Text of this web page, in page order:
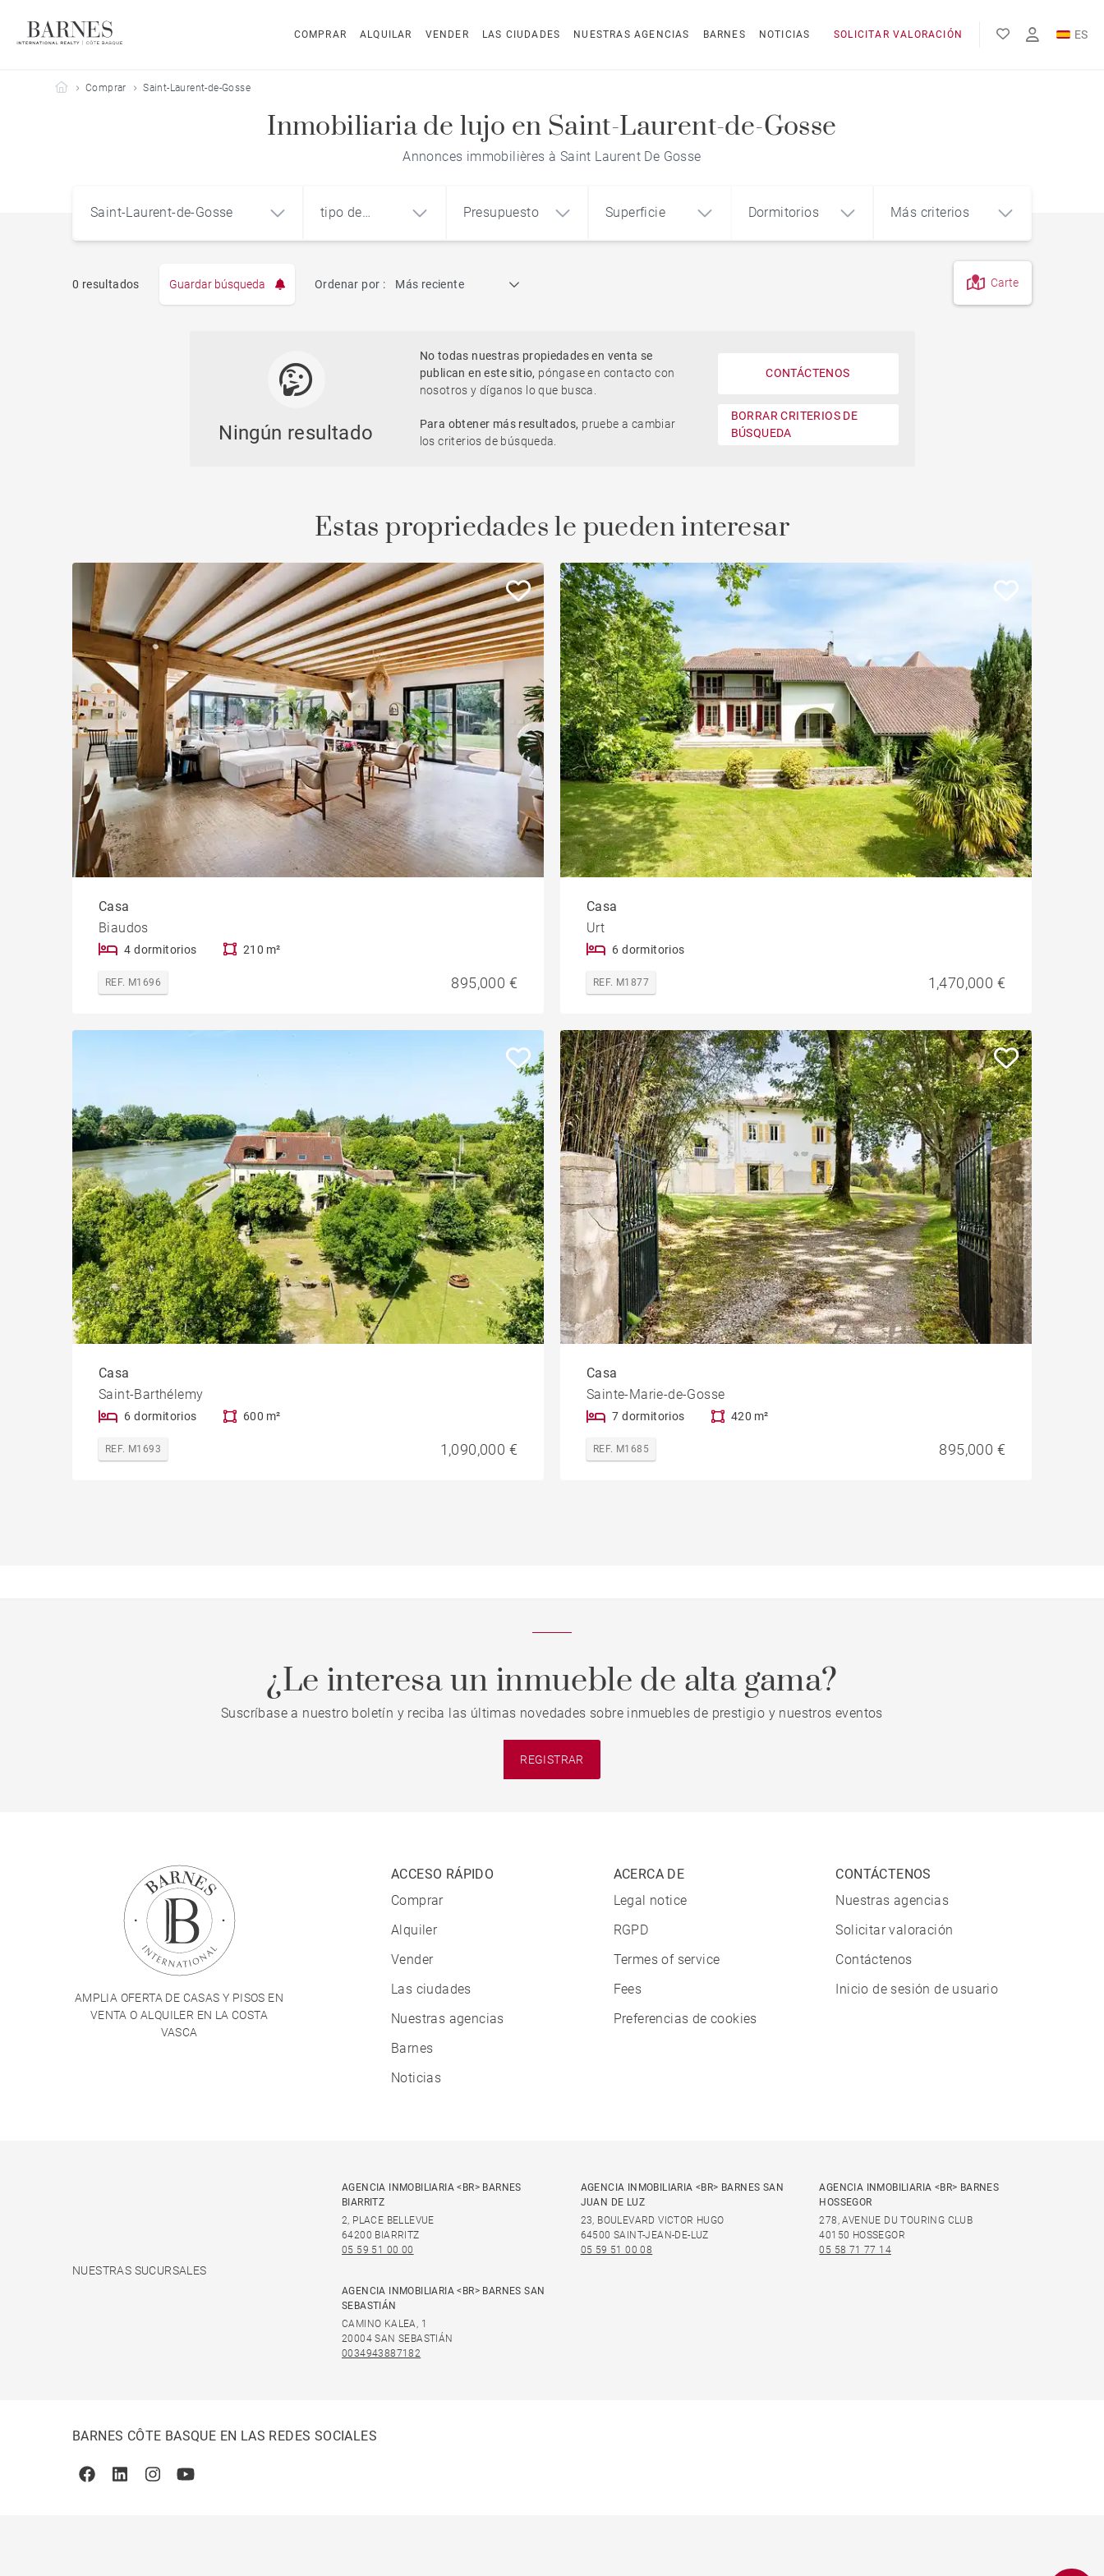
COMPRAR ALQUILAR VENDER LAS CIUDADES NUESTRAS AGENCIAS BARNES NOTICIAS SOLICITAR VALORACIÓN ES
EN
Barnes Côte Basque
Comprar Saint-Laurent-de-Gosse
Inmobiliaria de lujo en Saint-Laurent-de-Gosse
Annonces immobilières à Saint Laurent De Gosse
Saint-Laurent-de-Gosse
tipo de
Casa Terreno
Castillo Obra nueva Oficinas
Propiedad
Presupuesto Superficie Dormitorios Más criterios
Casa con vistas al mar
Parking / Garage
Casa con piscina
Vivienda para reformar
Vue Adour
0 resultados Guardar búsqueda Ordenar por : Más reciente Carte
Ningún resultado
No todas nuestras propiedades en venta se
publican en este sitio, póngase en contacto con
nosotros y díganos lo que busca.
Para obtener más resultados, pruebe a cambiar
los criterios de búsqueda.
CONTÁCTENOS
BORRAR CRITERIOS DE
BÚSQUEDA
Estas propriedades le pueden interesar
Casa
Biaudos
4 dormitorios 210 m²
REF. M1696 895,000 €
Casa
Urt
6 dormitorios
REF. M1877 1,470,000 €
Casa
Saint-Barthélemy
6 dormitorios 600 m²
REF. M1693 1,090,000 €
Casa
Sainte-Marie-de-Gosse
7 dormitorios 420 m²
REF. M1685 895,000 €
¿Le interesa un inmueble de alta gama?
Suscríbase a nuestro boletín y reciba las últimas novedades sobre inmuebles de prestigio y nuestros eventos
REGISTRAR
AMPLIA OFERTA DE CASAS Y PISOS EN
VENTA O ALQUILER EN LA COSTA
VASCA
ACCESO RÁPIDO
Comprar
Alquiler
Vender
Las ciudades
Nuestras agencias
Barnes
Noticias
ACERCA DE
Legal notice
RGPD
Termes of service
Fees
Preferencias de cookies
CONTÁCTENOS
Nuestras agencias
Solicitar valoración
Contáctenos
Inicio de sesión de usuario
NUESTRAS SUCURSALES
AGENCIA INMOBILIARIA <BR> BARNES
BIARRITZ
2, PLACE BELLEVUE
64200 BIARRITZ
05 59 51 00 00
AGENCIA INMOBILIARIA <BR> BARNES SAN
JUAN DE LUZ
23, BOULEVARD VICTOR HUGO
64500 SAINT-JEAN-DE-LUZ
05 59 51 00 08
AGENCIA INMOBILIARIA <BR> BARNES
HOSSEGOR
278, AVENUE DU TOURING CLUB
40150 HOSSEGOR
05 58 71 77 14
AGENCIA INMOBILIARIA <BR> BARNES SAN
SEBASTIÁN
CAMINO KALEA, 1
20004 SAN SEBASTIÁN
0034943887182
BARNES CÔTE BASQUE EN LAS REDES SOCIALES
FacebookLinkedinInstagramYoutube